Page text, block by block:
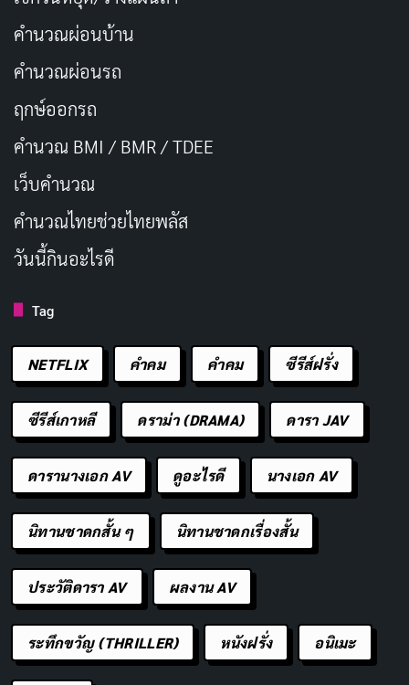
ในแง่ดี และมีความสุขกับทุกๆ ช่วงเวลาในชีวิต
และค้นพบสิ่งใหม่ๆ อยู่เสมอ
ขอให้มีความสุข สุขภาพแข็งแรง คิดสิ่งใดก็
สมปรารถนา มีพลังใจทำสิ่งที่ฝันไว้ให้สำเร็จ
ขอให้มีพลังกาย พลังใจ เผชิญกับทุกอุปสรรคในชีวิต
ขอให้ชีวิตเต็มไปด้วยความรัก มิตรภาพ และความ
อบอุ่นจากครอบครัว เพื่อนฝูง และคนรอบข้าง
มี และมีความสุขกับทุกๆ สิ่งที่เกิดขึ้น
ขอให้มีสติ มองโลกอย่างมีวิจารณญาณ ตัดสินใจอย่าง
ฉลาด และใช้ชีวิตอย่างมีเป้าหมาย
ขอให้มีรอยยิ้ม เสียงหัวเราะ และความสุขเต็มเปี่ยมใน
ทุกๆ วัน
แก่ขึ้นอีกปีแล้วเหรอ? ช่างมันเถอะ กินเค้กให้ลืมอายุไป
ปีนี้ขออวยพรให้ตัวเองรวย… รวยความสุข รวย
มิตรภาพ รวยความรัก!
อายุเป็นเพียงตัวเลข… แต่จำนวนเค้กที่กินได้ บ่งบอก
ถึงความสุขในชีวิต!
ขอให้ปีนี้เป็นปีที่ฉันสวยขึ้น… โดยไม่ต้องพึ่งแอปแต่ง
คำนวณผ่อนบ้าน
คำนวณผ่อนรถ
ฤกษ์ออกรถ
คำนวณ BMI / BMR / TDEE
เว็บคํานวณ
คํานวณไทยช่วยไทยพลัส
วันนี้กินอะไรดี
Tag
NETFLIX คำคม คําคม ซีรีส์ฝรั่ง
ซีรีส์เกาหลี ดราม่า (DRAMA) ดารา JAV
ดารานางเอก AV ดูอะไรดี นางเอก AV
นิทานชาดกสั้น ๆ นิทานชาดกเรื่องสั้น
ประวัติดารา AV ผลงาน AV
ระทึกขวัญ (THRILLER) หนังฝรั่ง อนิเมะ